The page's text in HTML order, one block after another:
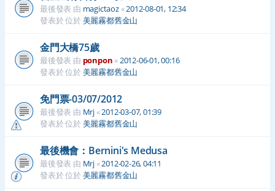
最後發表 由 magictaoz«2012-08-01, 12:34
發表於 位於 美麗霧都舊金山
金門大橋75歲
最後發表 由 ponpon« 2012-06-01, 00:16
發表於 位於 美麗霧都舊金山
免門票-03/07/2012
最後發表 由 Mrj«2012-03-07, 01:39
發表於 位於 美麗霧都舊金山
最後機會：Bernini's Medusa
最後發表 由 Mrj«2012-02-26, 04:11
發表於 位於 美麗霧都舊金山